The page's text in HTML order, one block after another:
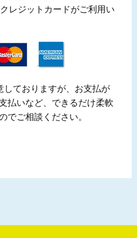
レジットカードがご利用い
ておりますが、お支払が
払いなど、できるだけ柔軟
でご相談ください。